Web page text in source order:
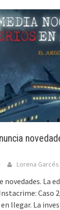
Lorena
novedades. La
Caso
llegar. La